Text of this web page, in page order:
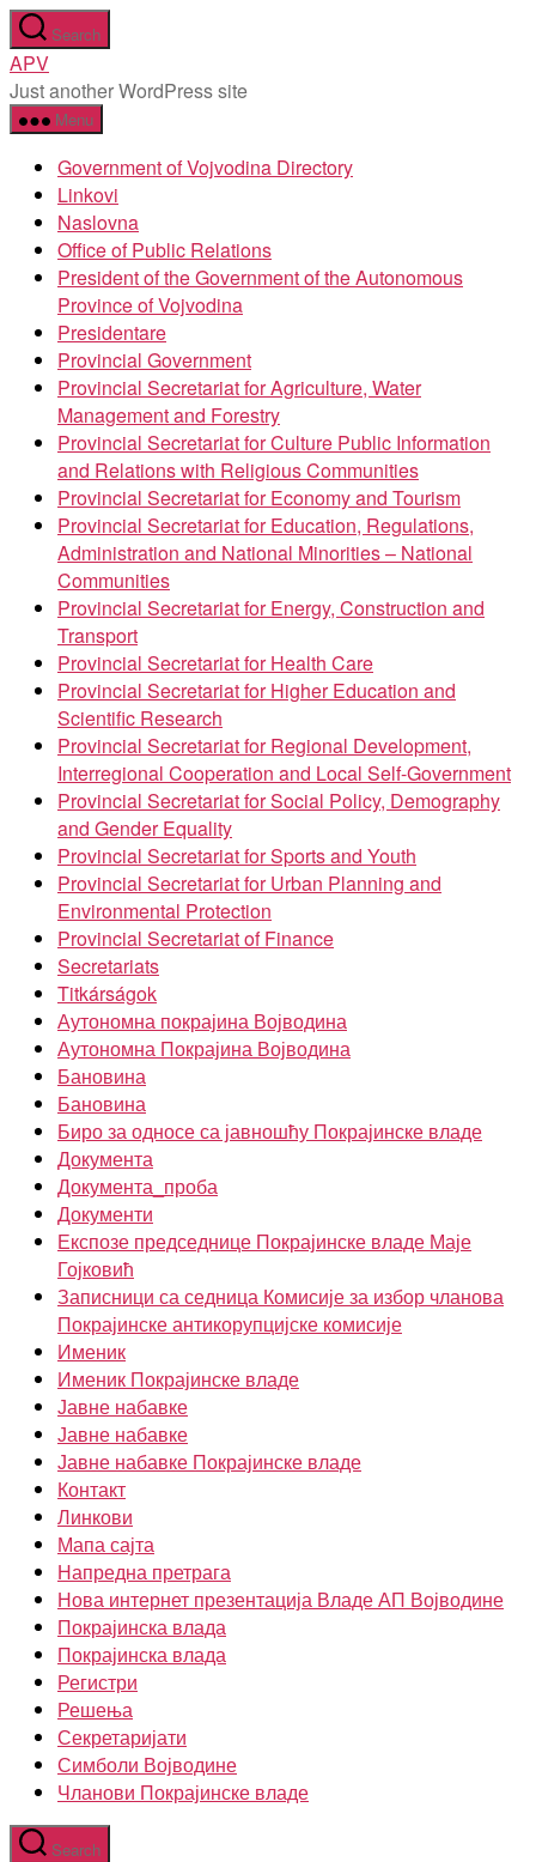
Skip
to
the
content
Search
APV
Just another WordPress site
Menu
Government of Vojvodina Directory
Linkovi
Naslovna
Office of Public Relations
President of the Government of the Autonomous
Province of Vojvodina
Presidentare
Provincial Government
Provincial Secretariat for Agriculture, Water
Management and Forestry
Provincial Secretariat for Culture Public Information
and Relations with Religious Communities
Provincial Secretariat for Economy and Tourism
Provincial Secretariat for Education, Regulations,
Administration and National Minorities – National
Communities
Provincial Secretariat for Energy, Construction and
Transport
Provincial Secretariat for Health Care
Provincial Secretariat for Higher Education and
Scientific Research
Provincial Secretariat for Regional Development,
Interregional Cooperation and Local Self-Government
Provincial Secretariat for Social Policy, Demography
and Gender Equality
Provincial Secretariat for Sports and Youth
Provincial Secretariat for Urban Planning and
Environmental Protection
Provincial Secretariat of Finance
Secretariats
Titkárságok
Аутономна покрајина Војводина
Аутономна Покрајина Војводина
Бановина
Бановина
Биро за односе са јавношћу Покрајинске владе
Документа
Документа_проба
Документи
Експозе председнице Покрајинске владе Маје
Гојковић
Записници са седница Комисије за избор чланова
Покрајинске антикорупцијске комисије
Именик
Именик Покрајинске владе
Јавне набавке
Јавне набавке
Јавне набавке Покрајинске владе
Контакт
Линкови
Мапа сајта
Напредна претрага
Нова интернет презентација Владе АП Војводине
Покрајинска влада
Покрајинска влада
Регистри
Решења
Секретаријати
Симболи Војводине
Чланови Покрајинске владе
Search